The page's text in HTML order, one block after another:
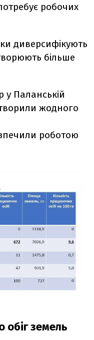
робочих
диверсифікують
більше
у Паланській
жодного
роботою
обіг земель